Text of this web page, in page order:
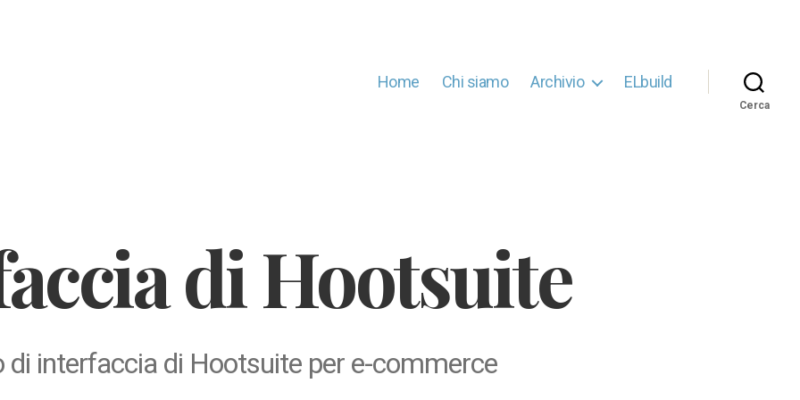
Home Chi siamo Archivio ELbuild
Cerca
di Hootsuite
di interfaccia di Hootsuite per e-commerce